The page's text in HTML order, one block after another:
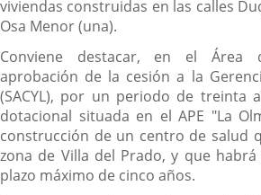
viviendas construidas en las calles
Osa Menor (una).
Conviene destacar, en el Área
aprobación de la cesión a la
(SACYL), por un periodo de treinta
dotacional situada en el APE "La
construcción de un centro de salud
zona de Villa del Prado, y que
plazo máximo de cinco años.